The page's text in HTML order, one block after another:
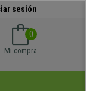
sesión
0
Mi compra